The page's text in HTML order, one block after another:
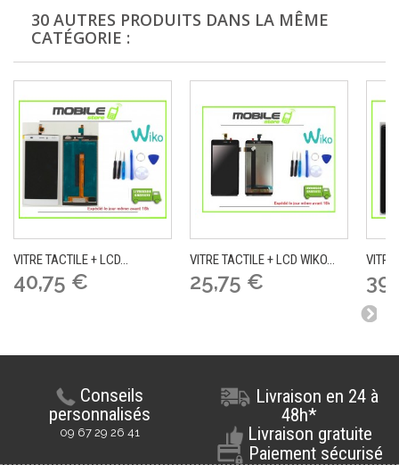
30 AUTRES PRODUITS DANS LA MÊME
CATÉGORIE :
VITRE TACTILE + LCD...
40,75 €
VITRE TACTILE + LCD WIKO...
25,75 €
Conseils
personnalisés
09 67 29 26 41
Livraison en 24 à
48h*
Livraison gratuite
Paiement sécurisé